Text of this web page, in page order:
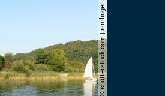
© shutterstock.com | simlinger